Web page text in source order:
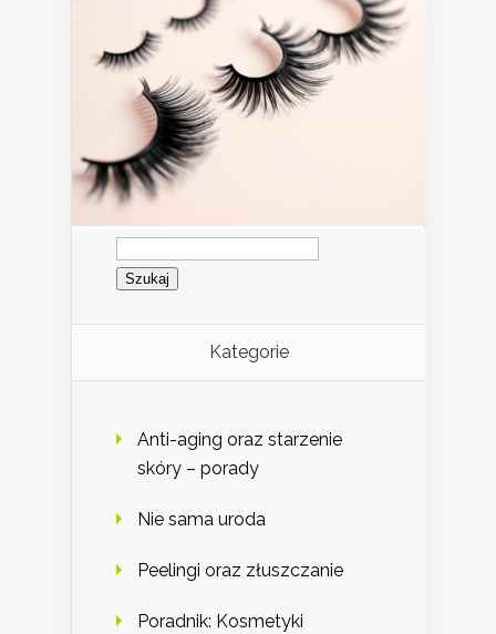
Szukaj:
Kategorie
Anti-aging oraz starzenie
skóry – porady
Nie sama uroda
Peelingi oraz złuszczanie
Poradnik: Kosmetyki